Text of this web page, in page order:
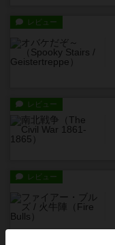
レビュー
レビュー
レビュー